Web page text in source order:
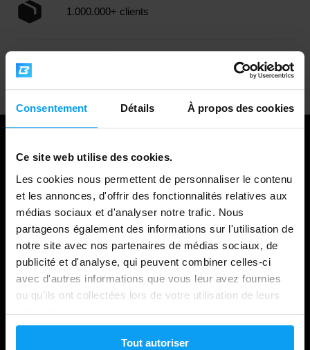
Consentement Détails À propos des cookies
Ce site web utilise des cookies.
Les cookies nous permettent de personnaliser le contenu
et les annonces, d'offrir des fonctionnalités relatives aux
médias sociaux et d'analyser notre trafic. Nous
partageons également des informations sur l'utilisation de
notre site avec nos partenaires de médias sociaux, de
publicité et d'analyse, qui peuvent combiner celles-ci
avec d'autres informations que vous leur avez fournies
ou qu'ils ont collectées lors de votre utilisation de leurs
services.
Tout autoriser
1.000.000+ clients
Shopping
Suivi de votre commande
Connexion au compte